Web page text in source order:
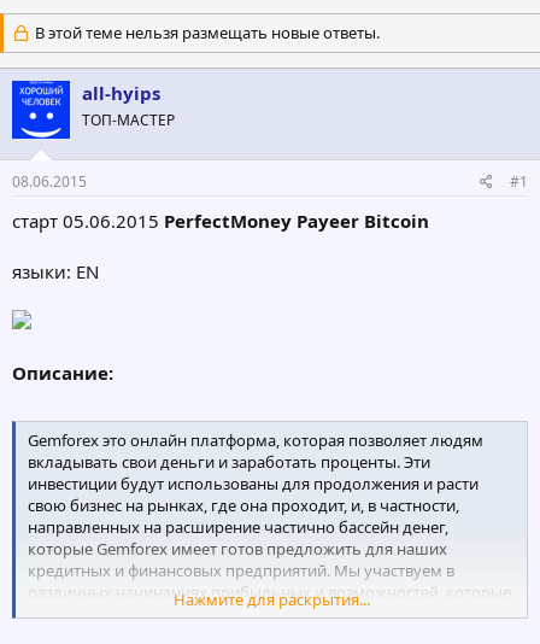
т
о
р
т
е
м
ы
т
а
н
а
ч
а
В этой теме нельзя размещать новые ответы.
all-hyips
ТОП-МАСТЕР
08.06.2015 #1
старт 05.06.2015 PerfectMoney Payeer Bitcoin
языки: EN
Описание:
Gemforex это онлайн платформа, которая позволяет людям
вкладывать свои деньги и заработать проценты. Эти
инвестиции будут использованы для продолжения и расти
свою бизнес на рынках, где она проходит, и, в частности,
направленных на расширение частично бассейн денег,
которые Gemforex имеет готов предложить для наших
кредитных и финансовых предприятий. Мы участвуем в
различных начинаниях прибыльных и возможностей, которые
в конечном итоге делают приличные прибыли для наших
Нажмите для раскрытия...